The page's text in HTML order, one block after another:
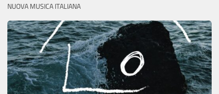
NUOVA MUSICA ITALIANA